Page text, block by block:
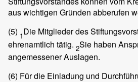
aus wichtigen Gründen abberufen
(5) 1Die Mitglieder des
ehrenamtlich tätig. 2Sie haben
angemessener Auslagen.
(6) Für die Einladung und